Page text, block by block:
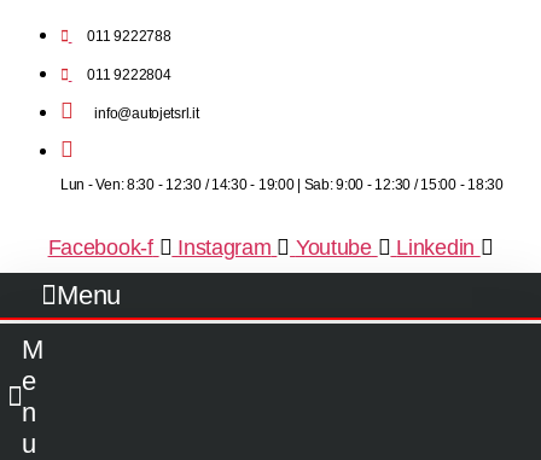
011 9222788
011 9222804
info@autojetsrl.it
Lun - Ven: 8:30 - 12:30 / 14:30 - 19:00 | Sab: 9:00 - 12:30 / 15:00 - 18:30
Facebook-f Instagram Youtube Linkedin
Menu
M
e
n
u